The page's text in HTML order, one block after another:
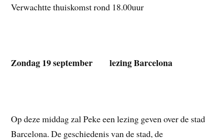
Verwachtte thuiskomst rond 18.00uur
Zondag 19 september lezing Barcelona
Op deze middag zal Peke een lezing geven over de stad
Barcelona. De geschiedenis van de stad, de